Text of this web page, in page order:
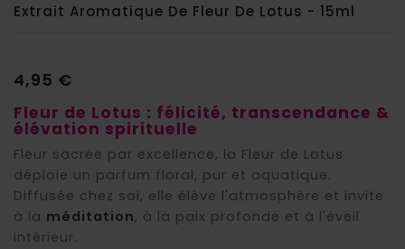
Extrait Aromatique De Fleur De Lotus - 15ml
4,95 €
Fleur de Lotus : félicité, transcendance &
élévation spirituelle
Fleur sacrée par excellence, la Fleur de Lotus
déploie un parfum floral, pur et aquatique.
Diffusée chez soi, elle élève l'atmosphère et invite
à la méditation, à la paix profonde et à l'éveil
intérieur.